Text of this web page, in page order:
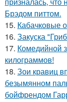
Брэдом питтом.
15. Кабачковые
16. Закуска
17. Комедийной
килограммов!
18. Зои кравиц
безымянном
бойфрендом